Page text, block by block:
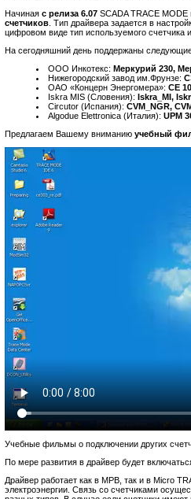
Начиная с релиза 6.07 SCADA TRACE MODE
счетчиков . Тип драйвера задается в
цифровом виде тип используемого счетчика
На сегодняшний день поддержаны
ООО Инкотекс: Меркурий 230,
Нижегородский завод им.Фрунзе:
ОАО «Концерн Энергомера»: CE
Iskra MIS (Словения): Iskra_MI,
Circutor (Испания): CVM_NGR,
Algodue Elettronica (Италия): UPM
Предлагаем Вашему вниманию учебный
Учебные фильмы о подключении других
По мере развития в драйвер будет
Драйвер работает как в МРВ, так и в Micro
электроэнергии. Связь со счетчиками